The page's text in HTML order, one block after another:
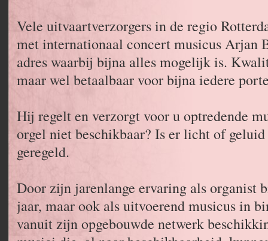
Vele uitvaartverzorgers in de regio
met internationaal concert musicus Arjan
adres waarbij bijna alles mogelijk is.
maar wel betaalbaar voor bijna iedere
Hij regelt en verzorgt voor u optredende
orgel niet beschikbaar? Is er licht of
geregeld.
Door zijn jarenlange ervaring als organist
jaar, maar ook als uitvoerend musicus in
vanuit zijn opgebouwde netwerk